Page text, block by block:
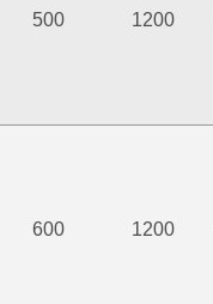
500 1200
600 1200